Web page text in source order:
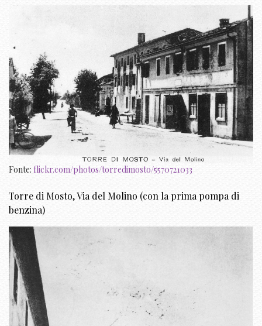
Fonte: flickr.com/photos/torredimosto/5570721033
Torre di Mosto, Via del Molino (con la prima pompa di
benzina)